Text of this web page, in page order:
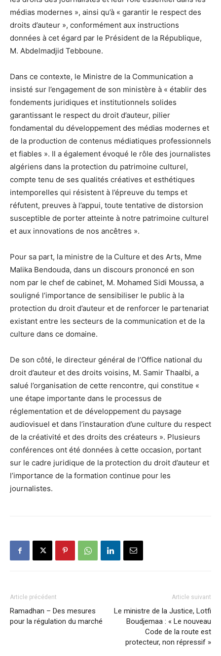
médias modernes », ainsi qu’à « garantir le respect des
droits d’auteur », conformément aux instructions
données à cet égard par le Président de la République,
M. Abdelmadjid Tebboune.
Dans ce contexte, le Ministre de la Communication a
insisté sur l’engagement de son ministère à « établir des
fondements juridiques et institutionnels solides
garantissant le respect du droit d’auteur, pilier
fondamental du développement des médias modernes et
de la production de contenus médiatiques professionnels
et fiables ». Il a également évoqué le rôle des journalistes
algériens dans la protection du patrimoine culturel,
compte tenu de ses qualités créatives et esthétiques
intemporelles qui résistent à l’épreuve du temps et
réfutent, preuves à l’appui, toute tentative de distorsion
susceptible de porter atteinte à notre patrimoine culturel
et aux innovations de nos ancêtres ».
Pour sa part, la ministre de la Culture et des Arts, Mme
Malika Bendouda, dans un discours prononcé en son
nom par le chef de cabinet, M. Mohamed Sidi Moussa, a
souligné l’importance de sensibiliser le public à la
protection du droit d’auteur et de renforcer le partenariat
existant entre les secteurs de la communication et de la
culture dans ce domaine.
De son côté, le directeur général de l’Office national du
droit d’auteur et des droits voisins, M. Samir Thaalbi, a
salué l’organisation de cette rencontre, qui constitue «
une étape importante dans le processus de
réglementation et de développement du paysage
audiovisuel et dans l’instauration d’une culture du respect
de la créativité et des droits des créateurs ». Plusieurs
conférences ont été données à cette occasion, portant
sur le cadre juridique de la protection du droit d’auteur et
l’importance de la formation continue pour les
journalistes.
Article précédent
Ramadhan – Des mesures
pour la régulation du marché
Article suivant
Le ministre de la Justice, Lotfi
Boudjemaa : « Le nouveau
Code de la route est
protecteur, non répressif »